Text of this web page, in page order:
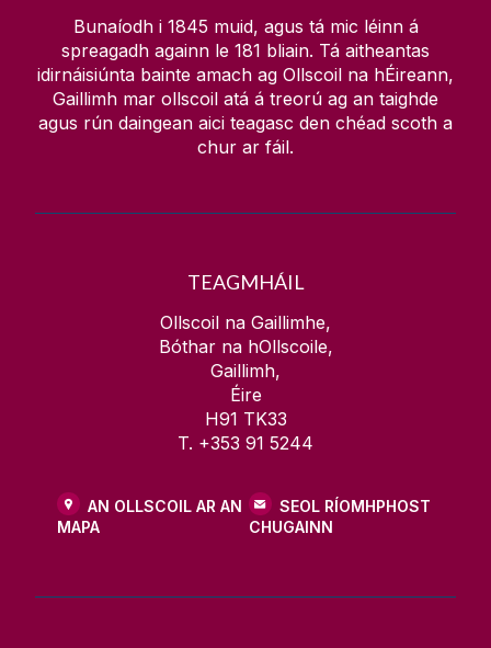
Bunaíodh i 1845 muid, agus tá mic léinn á
spreagadh againn le 181 bliain. Tá aitheantas
idirnáisiúnta bainte amach ag Ollscoil na hÉireann,
Gaillimh mar ollscoil atá á treorú ag an taighde
agus rún daingean aici teagasc den chéad scoth a
chur ar fáil.
TEAGMHÁIL
Ollscoil na Gaillimhe,
Bóthar na hOllscoile,
Gaillimh,
Éire
H91 TK33
T. +353 91 5244
AN OLLSCOIL AR AN
MAPA
SEOL RÍOMHPHOST
CHUGAINN